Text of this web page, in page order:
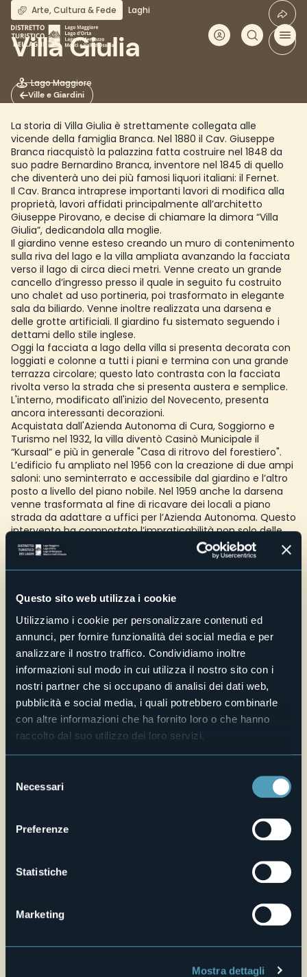
Questo sito web utilizza i cookie
Utilizziamo i cookie per personalizzare contenuti ed
annunci, per fornire funzionalità dei social media e per
analizzare il nostro traffico. Condividiamo inoltre
informazioni sul modo in cui utilizza il nostro sito con i
nostri partner che si occupano di analisi dei dati web,
pubblicità e social media, i quali potrebbero combinarle
con altre informazioni che ha fornito loro o che hanno
raccolto dal suo utilizzo dei loro servizi.
delNecessari
Preferenze
Statistiche
Marketing
Mostra dettagli
Salta
contenuto
principale
Ville e Giardini
Arte, Cultura & Fede Laghi
Villa Giulia
Lago Maggiore
La storia di Villa Giulia è strettamente collegata alle
vicende della famiglia Branca. Nel 1880 il Cav. Giuseppe
Branca riacquistò la palazzina fatta costruire nel 1848 da
suo padre Bernardino Branca, inventore nel 1845 di quello
che diventerà uno dei più famosi liquori italiani: il Fernet.
Il Cav. Branca intraprese importanti lavori di modifica alla
proprietà, lavori affidati principalmente all’architetto
Giuseppe Pirovano, e decise di chiamare la dimora “Villa
Giulia”, dedicandola alla moglie.
Il giardino venne esteso creando un muro di contenimento
sulla riva del lago e la villa ampliata avanzando la facciata
verso il lago di circa dieci metri. Venne creato un grande
cancello d’ingresso presso il quale in seguito fu costruito
uno chalet ad uso portineria, poi trasformato in elegante
sala da biliardo. Venne inoltre realizzata una darsena e
delle grotte artificiali. Il giardino fu sistemato seguendo i
dettami dello stile inglese.
Oggi la facciata a lago della villa si presenta decorata con
loggiati e colonne a tutti i piani e termina con una grande
terrazza circolare; questo lato contrasta con la facciata
rivolta verso la strada che si presenta austera e semplice.
L'interno, modificato all'inizio del Novecento, presenta
ancora interessanti decorazioni.
Acquistata dall'Azienda Autonoma di Cura, Soggiorno e
Turismo nel 1932, la villa diventò Casinò Municipale il
“Kursaal” e più in generale "Casa di ritrovo del forestiero".
L’edificio fu ampliato nel 1956 con la creazione di due ampi
saloni: uno seminterrato e accessibile dal giardino e l’altro
posto a livello del piano nobile. Nel 1959 anche la darsena
venne trasformata al fine di ricavare dei locali a piano
strada da adattare a uffici per l’Azienda Autonoma. Questo
intervento ha comportato l’impraticabilità non solo delle
grotte e ma anche della darsena nei periodi di piena del
lago. Attualmente la villa è di proprietà del comune ed è
sede di manifestazioni e iniziative culturali.
civili.
rilievo tra cui una quercia da sughero, è oggi adibito a
parco pubblico e appare semplificato nella componente
arbustiva e floreale rispetto alla “sontuosità” segnalata in
diverse guide turistiche di fine Ottocento.
Ingresso libero.
E-mail
turismo@comune.verbania.it
Telefono
Live
Parzialmente nuvoloso 23,9°
Via Vittorio Veneto, località Pallanza